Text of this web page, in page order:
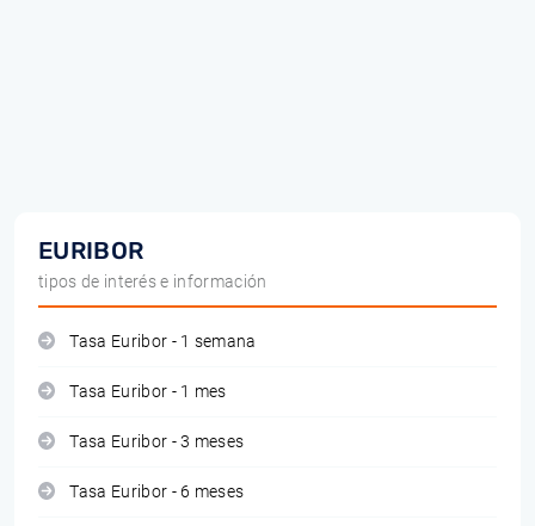
EURIBOR
tipos de interés e información
Tasa Euribor - 1 semana
Tasa Euribor - 1 mes
Tasa Euribor - 3 meses
Tasa Euribor - 6 meses